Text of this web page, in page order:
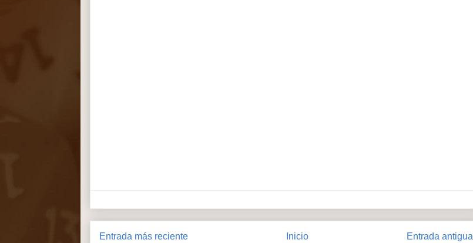
Entrada más reciente Entrada antigua
Inicio